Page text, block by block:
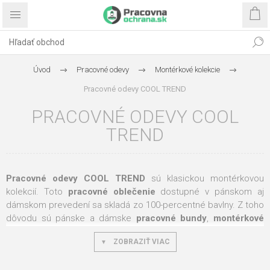
Úvod Pracovné odevy Montérkové kolekcie
Pracovné odevy COOL TREND
PRACOVNÉ ODEVY COOL
TREND
Pracovné odevy COOL TREND sú klasickou montérkovou
kolekcií. Toto pracovné oblečenie dostupné v pánskom aj
dámskom prevedení sa skladá zo 100-percentné bavlny. Z toho
dôvodu sú pánske a dámske pracovné bundy, montérkové
pracovné nohavice do pása či s trakmi
veľmi príjemné a pohodlné na nosenie. 100-percentná
ZOBRAZIŤ VIAC